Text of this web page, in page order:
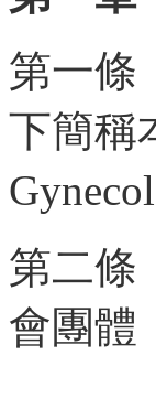
第一
下簡稱
第二
會團體
一